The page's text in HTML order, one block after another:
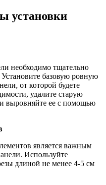
установки
необходимо тщательно
базовую ровную
от которой будете
удалите старую
выровняйте ее с помощью
является важным
Используйте
длиной не менее 4-5 см